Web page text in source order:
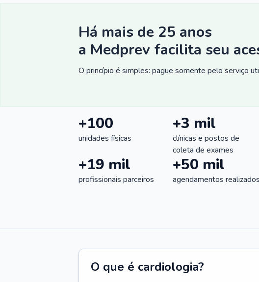
Há mais de 25 anos
a Medprev facilita seu
O princípio é simples: pague somente pelo serviço
+100
unidades físicas
+3 mil
clínicas e postos de
coleta de exames
+19 mil
profissionais parceiros
+50 mil
agendamentos realizados
O que é cardiologia?